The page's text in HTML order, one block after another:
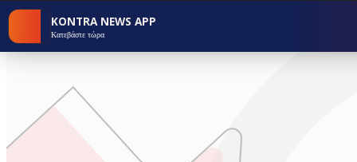
KONTRA NEWS APP
Κατεβάστε τώρα